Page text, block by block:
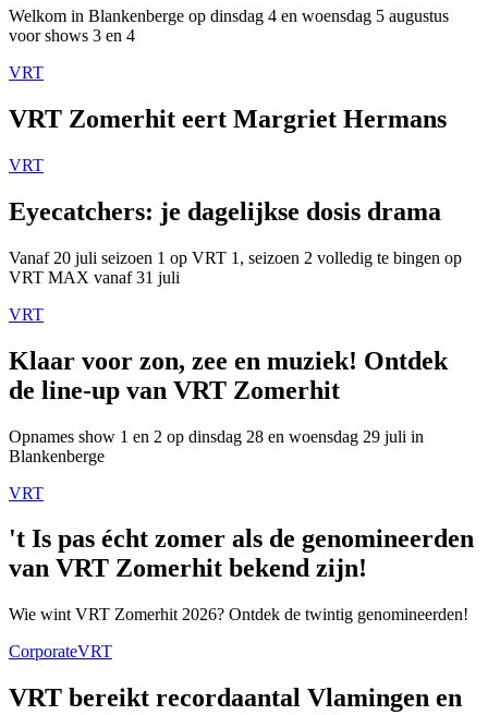
Welkom in Blankenberge op dinsdag 4 en woensdag 5 augustus
voor shows 3 en 4
VRT
VRT Zomerhit eert Margriet Hermans
VRT
Eyecatchers: je dagelijkse dosis drama
Vanaf 20 juli seizoen 1 op VRT 1, seizoen 2 volledig te bingen op
VRT MAX vanaf 31 juli
VRT
Klaar voor zon, zee en muziek! Ontdek
de line-up van VRT Zomerhit
Opnames show 1 en 2 op dinsdag 28 en woensdag 29 juli in
Blankenberge
VRT
't Is pas écht zomer als de genomineerden
van VRT Zomerhit bekend zijn!
Wie wint VRT Zomerhit 2026? Ontdek de twintig genomineerden!
CorporateVRT
VRT bereikt recordaantal Vlamingen en